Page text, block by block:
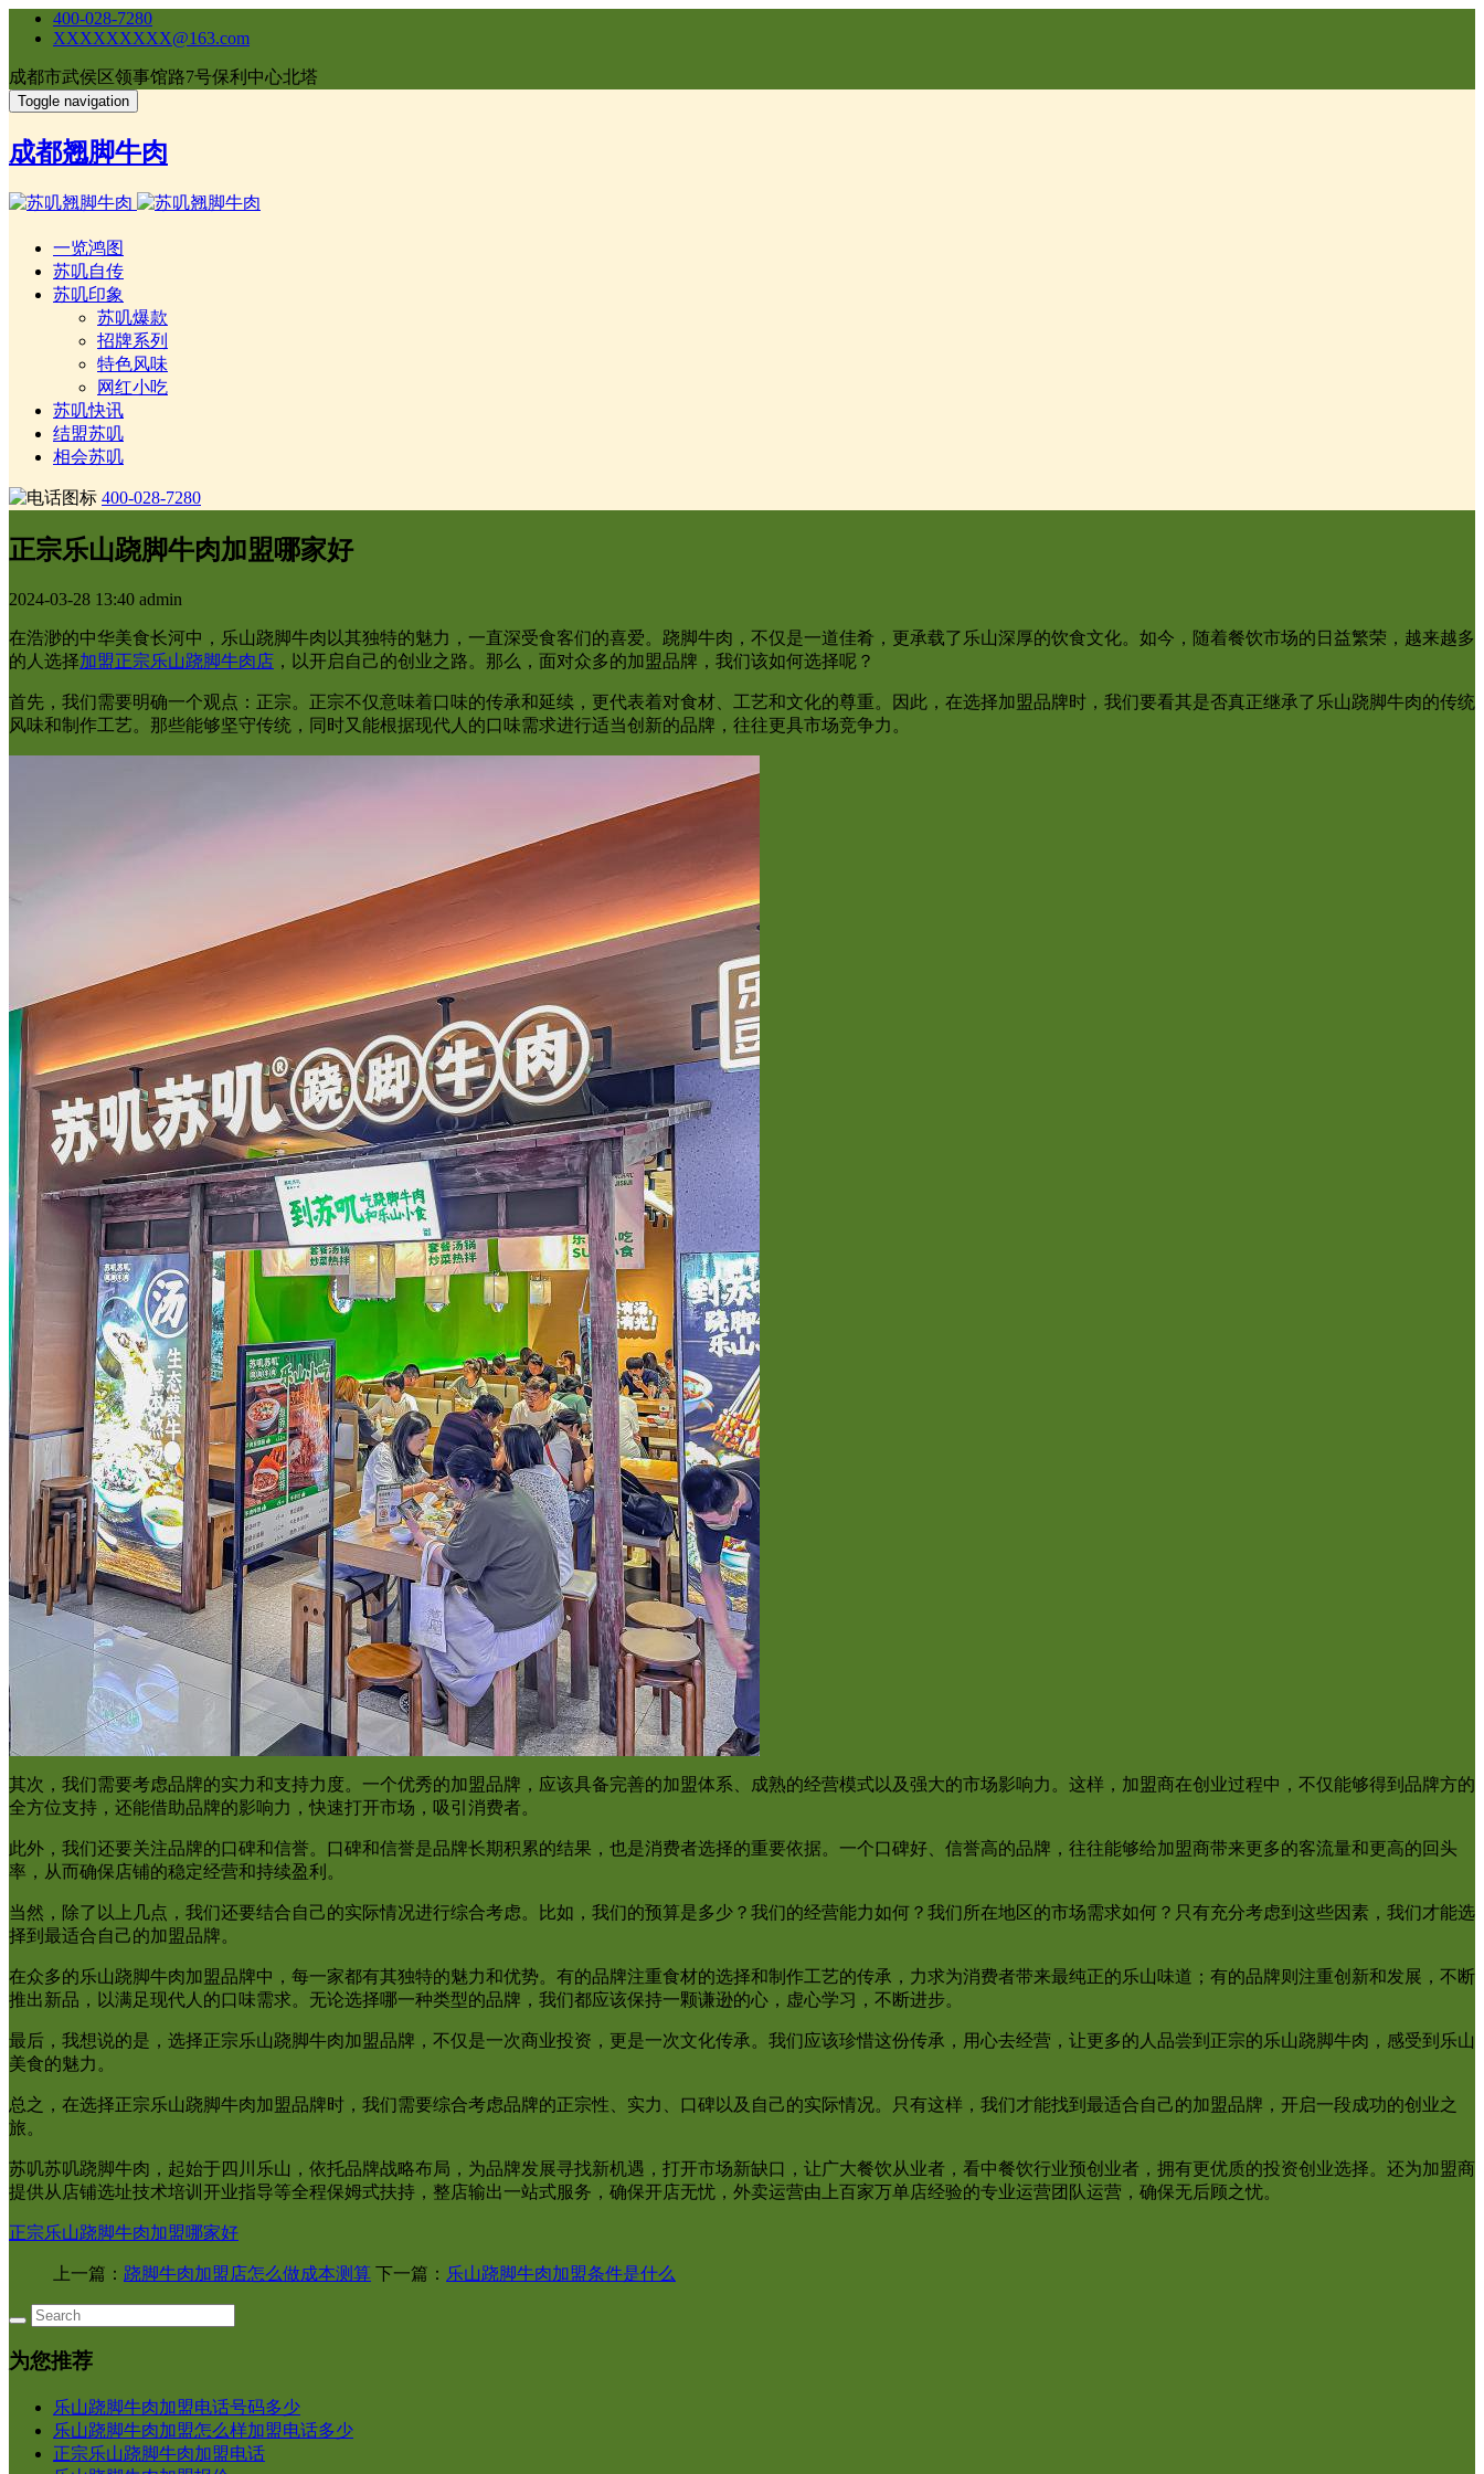
400-028-7280
XXXXXXXXX@163.com
成都市武侯区领事馆路7号保利中心北塔
Toggle navigation
成都翘脚牛肉
一览鸿图
苏叽自传
苏叽印象
苏叽爆款
招牌系列
特色风味
网红小吃
苏叽快讯
结盟苏叽
相会苏叽
400-028-7280
正宗乐山跷脚牛肉加盟哪家好
2024-03-28 13:40 admin
在浩渺的中华美食长河中，乐山跷脚牛肉以其独特的魅力，一直深受食客们的喜爱。跷脚牛肉，不仅是一道佳肴，更承载了乐山深厚的饮食文化。如今，随着餐饮市场的日益繁荣，越来越多
的人选择加盟正宗乐山跷脚牛肉店 ，以开启自己的创业之路。那么，面对众多的加盟品牌，我们该如何选择呢？
首先，我们需要明确一个观点：正宗。正宗不仅意味着口味的传承和延续，更代表着对食材、工艺和文化的尊重。因此，在选择加盟品牌时，我们要看其是否真正继承了乐山跷脚牛肉的传统
风味和制作工艺。那些能够坚守传统，同时又能根据现代人的口味需求进行适当创新的品牌，往往更具市场竞争力。
其次，我们需要考虑品牌的实力和支持力度。一个优秀的加盟品牌，应该具备完善的加盟体系、成熟的经营模式以及强大的市场影响力。这样，加盟商在创业过程中，不仅能够得到品牌方的
全方位支持，还能借助品牌的影响力，快速打开市场，吸引消费者。
此外，我们还要关注品牌的口碑和信誉。口碑和信誉是品牌长期积累的结果，也是消费者选择的重要依据。一个口碑好、信誉高的品牌，往往能够给加盟商带来更多的客流量和更高的回头
率，从而确保店铺的稳定经营和持续盈利。
当然，除了以上几点，我们还要结合自己的实际情况进行综合考虑。比如，我们的预算是多少？我们的经营能力如何？我们所在地区的市场需求如何？只有充分考虑到这些因素，我们才能选
择到最适合自己的加盟品牌。
在众多的乐山跷脚牛肉加盟品牌中，每一家都有其独特的魅力和优势。有的品牌注重食材的选择和制作工艺的传承，力求为消费者带来最纯正的乐山味道；有的品牌则注重创新和发展，不断
推出新品，以满足现代人的口味需求。无论选择哪一种类型的品牌，我们都应该保持一颗谦逊的心，虚心学习，不断进步。
最后，我想说的是，选择正宗乐山跷脚牛肉加盟品牌，不仅是一次商业投资，更是一次文化传承。我们应该珍惜这份传承，用心去经营，让更多的人品尝到正宗的乐山跷脚牛肉，感受到乐山
美食的魅力。
总之，在选择正宗乐山跷脚牛肉加盟品牌时，我们需要综合考虑品牌的正宗性、实力、口碑以及自己的实际情况。只有这样，我们才能找到最适合自己的加盟品牌，开启一段成功的创业之
旅。
苏叽苏叽跷脚牛肉，起始于四川乐山，依托品牌战略布局，为品牌发展寻找新机遇，打开市场新缺口，让广大餐饮从业者，看中餐饮行业预创业者，拥有更优质的投资创业选择。还为加盟商
提供从店铺选址技术培训开业指导等全程保姆式扶持，整店输出一站式服务，确保开店无忧，外卖运营由上百家万单店经验的专业运营团队运营，确保无后顾之忧。
正宗乐山跷脚牛肉加盟哪家好
上一篇： 跷脚牛肉加盟店怎么做成本测算 下一篇： 乐山跷脚牛肉加盟条件是什么
为您推荐
乐山跷脚牛肉加盟电话号码多少
乐山跷脚牛肉加盟怎么样加盟电话多少
正宗乐山跷脚牛肉加盟电话